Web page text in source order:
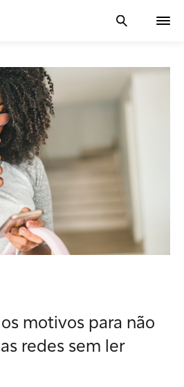
motivos para não
redes sem ler